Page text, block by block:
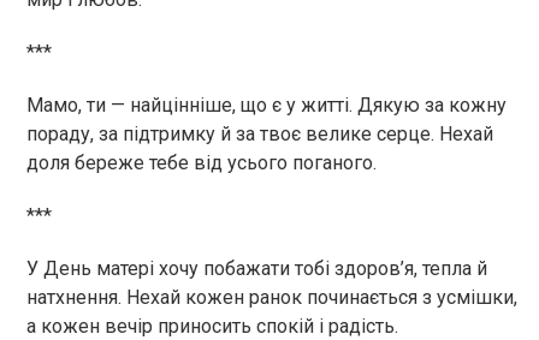
***
Мамо, ти — найцінніше, що є у житті. Дякую за кожну
пораду, за підтримку й за твоє велике серце. Нехай
доля береже тебе від усього поганого.
***
У День матері хочу побажати тобі здоров’я, тепла й
натхнення. Нехай кожен ранок починається з усмішки,
а кожен вечір приносить спокій і радість.